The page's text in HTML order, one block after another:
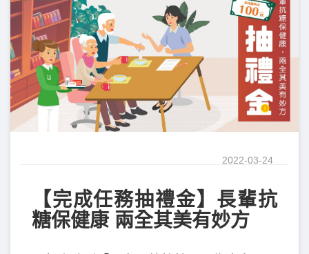
2022-03-24
【完成任務抽禮金】長輩抗
糖保健康 兩全其美有妙方